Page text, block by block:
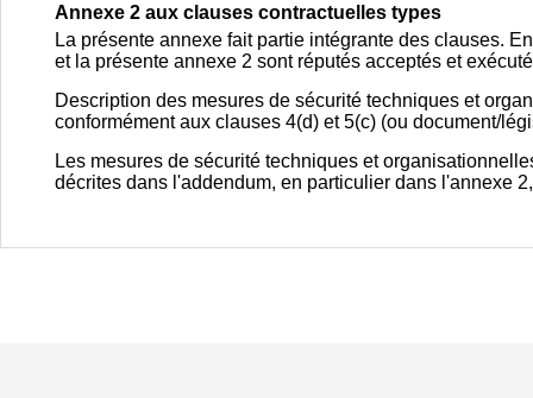
Annexe 2 aux clauses contractuelles types
La présente annexe fait partie intégrante des clauses.
et la présente annexe 2 sont réputés acceptés et
Description des mesures de sécurité techniques et
conformément aux clauses 4(d) et 5(c) (ou document/
Les mesures de sécurité techniques et
décrites dans l'addendum, en particulier dans l'annexe